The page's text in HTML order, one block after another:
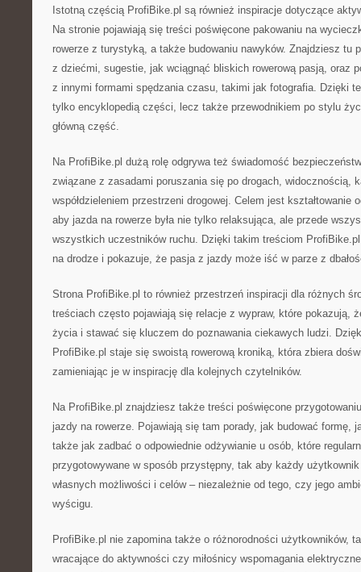
Istotną częścią ProfiBike.pl są również inspiracje dotyczące
Na stronie pojawiają się treści poświęcone pakowaniu na
rowerze z turystyką, a także budowaniu nawyków. Znajdziesz tu
z dziećmi, sugestie, jak wciągnąć bliskich rowerową pasją, oraz
z innymi formami spędzania czasu, takimi jak fotografia. Dzięki
tylko encyklopedią części, lecz także przewodnikiem po stylu
główną część.
Na ProfiBike.pl dużą rolę odgrywa też świadomość
związane z zasadami poruszania się po drogach, widocznością,
współdzieleniem przestrzeni drogowej. Celem jest kształtowanie
aby jazda na rowerze była nie tylko relaksująca, ale przede
wszystkich uczestników ruchu. Dzięki takim treściom
na drodze i pokazuje, że pasja z jazdy może iść w parze z
Strona ProfiBike.pl to również przestrzeń inspiracji dla różnych
treściach często pojawiają się relacje z wypraw, które pokazują,
życia i stawać się kluczem do poznawania ciekawych ludzi.
ProfiBike.pl staje się swoistą rowerową kroniką, która zbiera
zamieniając je w inspirację dla kolejnych czytelników.
Na ProfiBike.pl znajdziesz także treści poświęcone
jazdy na rowerze. Pojawiają się tam porady, jak budować formę,
także jak zadbać o odpowiednie odżywianie u osób, które
przygotowywane w sposób przystępny, tak aby każdy użytkownik
własnych możliwości i celów – niezależnie od tego, czy jego
wyścigu.
ProfiBike.pl nie zapomina także o różnorodności użytkowników,
wracające do aktywności czy miłośnicy wspomagania